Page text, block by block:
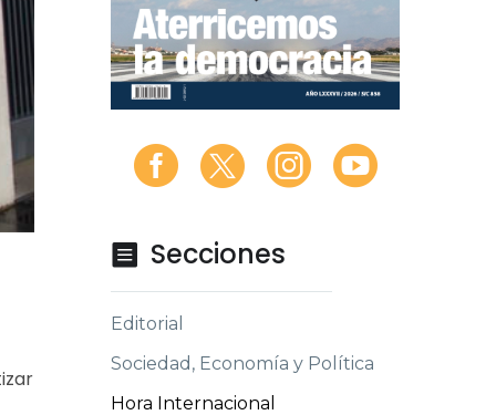
 Secciones
Editorial
Sociedad, Economía y Política
Hora Internacional